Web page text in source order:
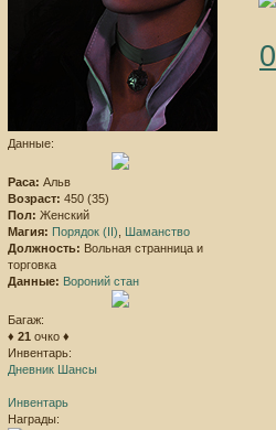
Данные:
Раса: Альв
Возраст: 450 (35)
Пол: Женский
Магия: Порядок (II)
Шаманство
Должность: Вольная странница и
торговка
Данные: Вороний стан
Багаж:
♦ 21 очко ♦
Инвентарь:
Дневник Шансы
Инвентарь
Награды:
0